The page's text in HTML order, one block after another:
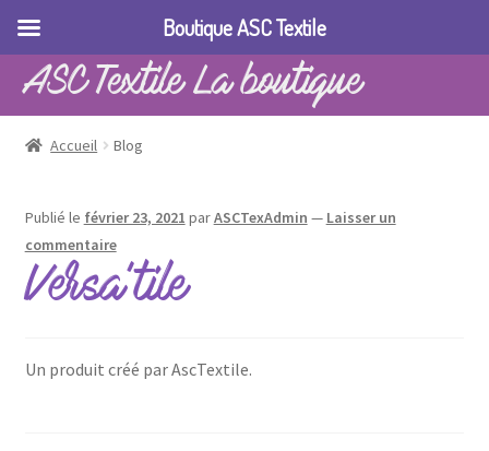
ASC Textile La boutique
Accueil Blog
Publié le février 23, 2021 parASCTexAdmin — Laisser un
commentaire
Versa’tile
Un produit créé par AscTextile.
Boutique ASC Textile